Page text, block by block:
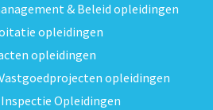
& Beleid opleidingen
opleidingen
opleidingen
opleidingen
Opleidingen